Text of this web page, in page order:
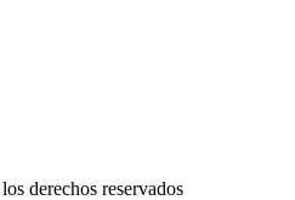
derechos reservados